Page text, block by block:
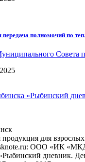
передача полномочий по
Совета
«Рыбинский
для взрослых
ООО «ИК
дневник.